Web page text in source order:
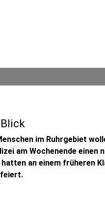
im Ruhrgebiet
am Wochenende einen
an einem früheren